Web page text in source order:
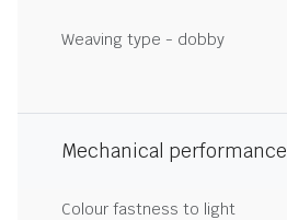
Weaving type - dobby
Mechanical performance
Colour fastness to light